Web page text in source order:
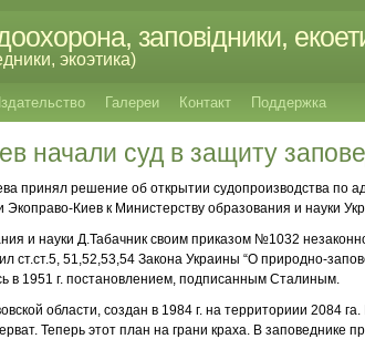
заповідники,
экоэтика)
Галереи Контакт Поддержка
начали суд в защиту
принял решение об открытии судопроизводства по
и Экоправо-Киев к Министерству образования и науки
и науки Д.Табачник своим приказом №1032
ст.ст.5, 51,52,53,54 Закона Украины “О природно-
в 1951 г. постановлением, подписанным Сталиным.
области, создан в 1984 г. на территориии 2084
Теперь этот план на грани краха. В заповеднике